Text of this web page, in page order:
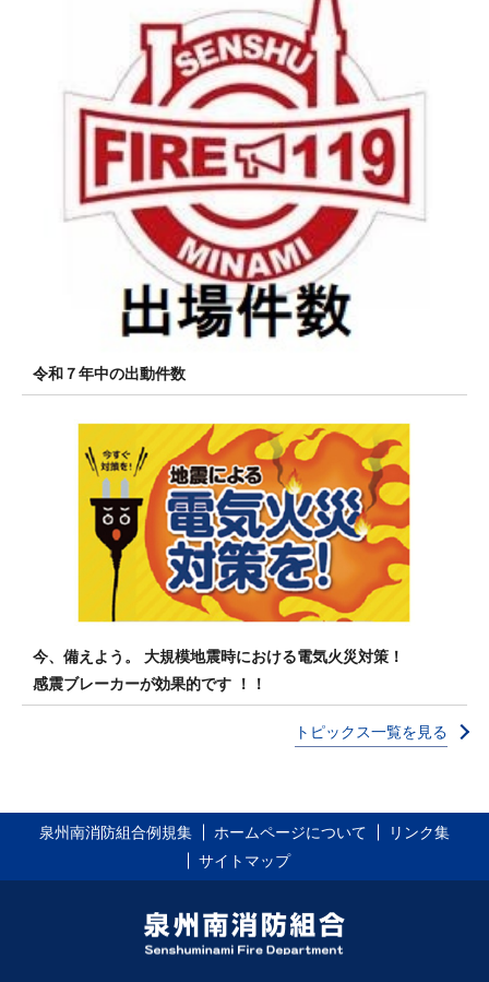
令和７年中の出動件数
今、備えよう。 大規模地震時における電気火災対策！
感震ブレーカーが効果的です ！！
トピックス一覧を見る
泉州南消防組合例規集 ホームページについて
リンク集
サイトマップ